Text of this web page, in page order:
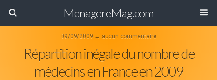
MenagereMag.com
09/09/2009 ↔ aucun commentaire
Répartition inégale du nombre de
médecins en France en 2009